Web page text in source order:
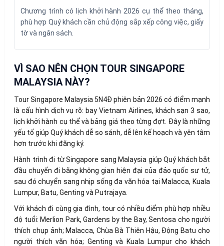
Chương trình có lịch khởi hành 2026 cụ thể theo tháng,
phù hợp Quý khách cần chủ động sắp xếp công việc, giấy
tờ và ngân sách.
VÌ SAO NÊN CHỌN TOUR SINGAPORE
MALAYSIA NÀY?
Tour Singapore Malaysia 5N4Đ phiên bản 2026 có điểm mạnh
là cấu hình dịch vụ rõ: bay Vietnam Airlines, khách sạn 3 sao,
lịch khởi hành cụ thể và bảng giá theo từng đợt. Đây là những
yếu tố giúp Quý khách dễ so sánh, dễ lên kế hoạch và yên tâm
hơn trước khi đăng ký.
Hành trình đi từ Singapore sang Malaysia giúp Quý khách bắt
đầu chuyến đi bằng không gian hiện đại của đảo quốc sư tử,
sau đó chuyển sang nhịp sống đa văn hóa tại Malacca, Kuala
Lumpur, Batu, Genting và Putrajaya.
Với khách đi cùng gia đình, tour có nhiều điểm phù hợp nhiều
độ tuổi: Merlion Park, Gardens by the Bay, Sentosa cho người
thích chụp ảnh; Malacca, Chùa Bà Thiên Hậu, Động Batu cho
người thích văn hóa; Genting và Kuala Lumpur cho khách